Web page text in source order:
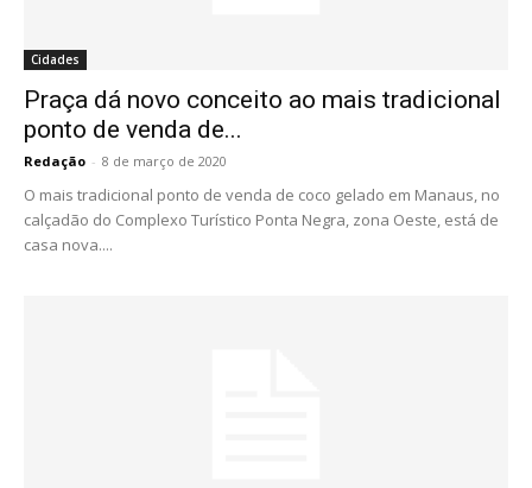
Cidades
Praça dá novo conceito ao mais tradicional
ponto de venda de...
Redação - 8 de março de 2020
O mais tradicional ponto de venda de coco gelado em Manaus, no
calçadão do Complexo Turístico Ponta Negra, zona Oeste, está de
casa nova....